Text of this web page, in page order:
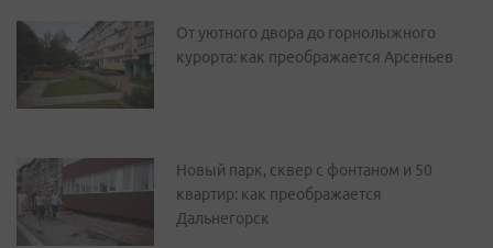
От уютного двора до горнолыжного
курорта: как преображается Арсеньев
Новый парк, сквер с фонтаном и 50
квартир: как преображается
Дальнегорск